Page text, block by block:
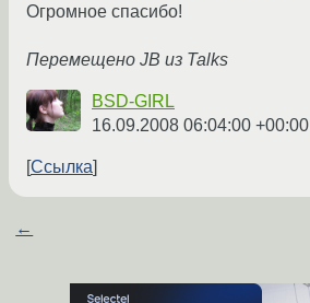
Огромное спасибо!
Перемещено JB из Talks
BSD-GIRL
16.09.2008 06:04:00 +00:00
Ссылка
←